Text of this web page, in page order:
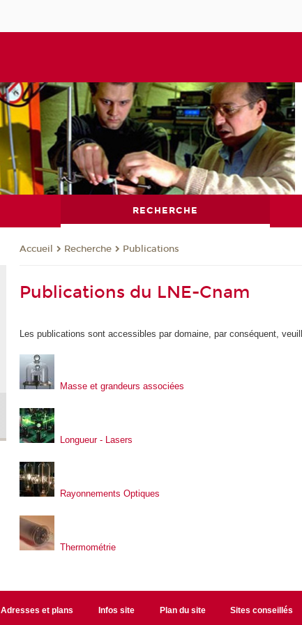
RECHERCHE
Accueil Recherche Publications
Publications du LNE-Cnam
Les publications sont accessibles par domaine, par conséquent,
Masse et grandeurs associées
Longueur - Lasers
Rayonnements Optiques
Thermométrie
Adresses et plans Infos site Plan du site Sites conseillés